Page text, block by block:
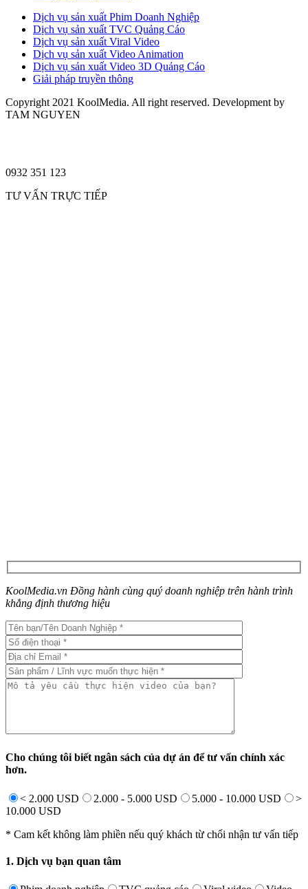
Dịch vụ sản xuất Phim Doanh Nghiệp
Dịch vụ sản xuất TVC Quảng Cáo
Dịch vụ sản xuất Viral Video
Dịch vụ sản xuất Video Animation
Dịch vụ sản xuất Video 3D Quảng Cáo
Giải pháp truyền thông
Copyright 2021 KoolMedia. All right reserved. Development by
TAM NGUYEN
0932 351 123
TƯ VẤN TRỰC TIẾP
KoolMedia.vn Đồng hành cùng quý doanh nghiệp trên hành trình
khẳng định thương hiệu
Cho chúng tôi biết ngân sách của dự án để tư vấn chính xác
hơn.
< 2.000 USD 2.000 - 5.000 USD 5.000 - 10.000 USD
>
10.000 USD
* Cam kết không làm phiền nếu quý khách từ chối nhận tư vấn tiếp
1. Dịch vụ bạn quan tâm